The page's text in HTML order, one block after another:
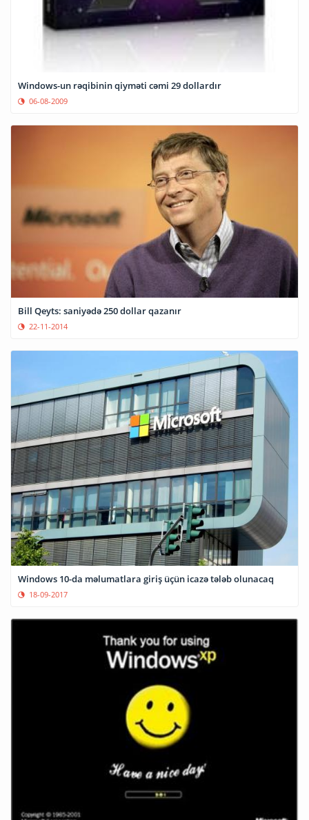
Windows-un rəqibinin qiyməti cəmi 29 dollardır
06-08-2009
Bill Qeyts: saniyədə 250 dollar qazanır
22-11-2014
Windows 10-da məlumatlara giriş üçün icazə tələb olunacaq
18-09-2017